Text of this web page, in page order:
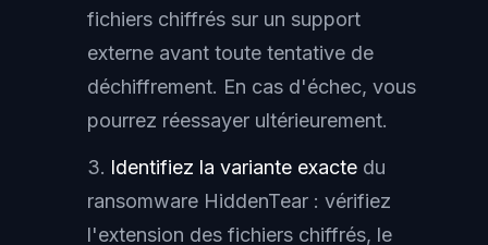
fichiers chiffrés sur un support
externe avant toute tentative de
déchiffrement. En cas d'échec, vous
pourrez réessayer ultérieurement.
Identifiez la variante exacte du
ransomware HiddenTear : vérifiez
l'extension des fichiers chiffrés, le